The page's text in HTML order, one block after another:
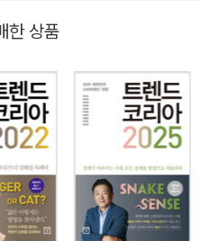
이 나오는 이유다. 여기서 말
지는 인공지능 시대에 돌입한
‘AI’와 ‘인공지능’, ‘챗GPT’를
리아 2024』는 인간의 역할 혹
것이다. 즉, AI는 자신이 내놓
점수를 매기고 그 결과물을
극적으로 인간의 몫이다. 미드
릴지라도, 그 마지막 터치는 인
한 상품